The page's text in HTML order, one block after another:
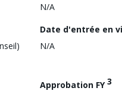
N/A
Date d'entrée en
N/A
Approbation FY3